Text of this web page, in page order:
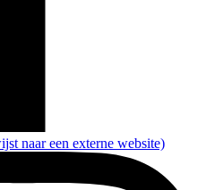
naar een externe website)